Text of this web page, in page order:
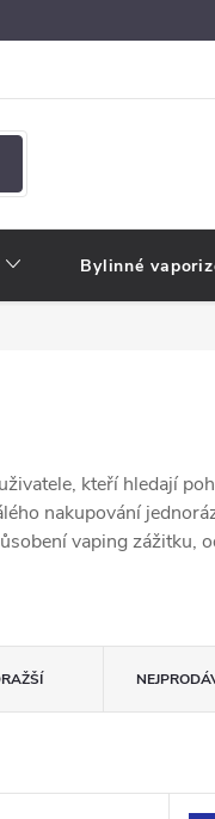
Bylinné
kteří hledají
nakupování
vaping zážitku,